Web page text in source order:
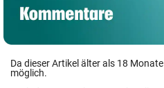
Da dieser Artikel älter als 18
möglich.